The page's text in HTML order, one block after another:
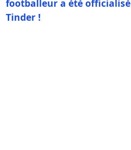
footballeur a été
Tinder !